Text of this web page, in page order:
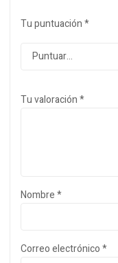
Tu puntuación*
Tu valoración*
Nombre*
Correo electrónico*